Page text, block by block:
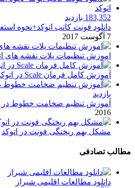
183,352 بازدید
دانلود فونت کاتب اتوکد+نحوه
7 آگوست 2017
اموزش تنظیمات پلات نقشه های
آموزش کامل فرمان Scale در اتوکد
بازدید
آموزش تنظیم ضخامت خطوط در
2016
مشکل بهم ریختگی فونت در اتوکد
مطالب تصادفی
دانلود مطالعات اقلیمی شیراز